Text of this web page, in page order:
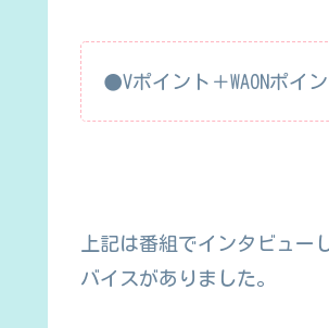
●Vポイント＋WAONポイ
上記は番組でインタビュ
バイスがありました。